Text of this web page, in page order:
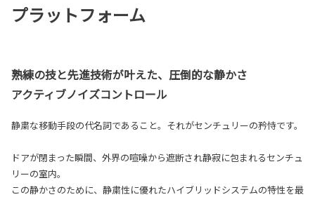
プラットフォーム
熟練の技と先進技術が叶えた、圧倒的な静かさ
アクティブノイズコントロール
静粛な移動手段の代名詞であること。それがセンチュリーの矜恃です。
ドアが閉まった瞬間、外界の喧噪から遮断され静寂に包まれるセンチュ
リーの室内。
この静かさのために、静粛性に優れたハイブリッドシステムの特性を最